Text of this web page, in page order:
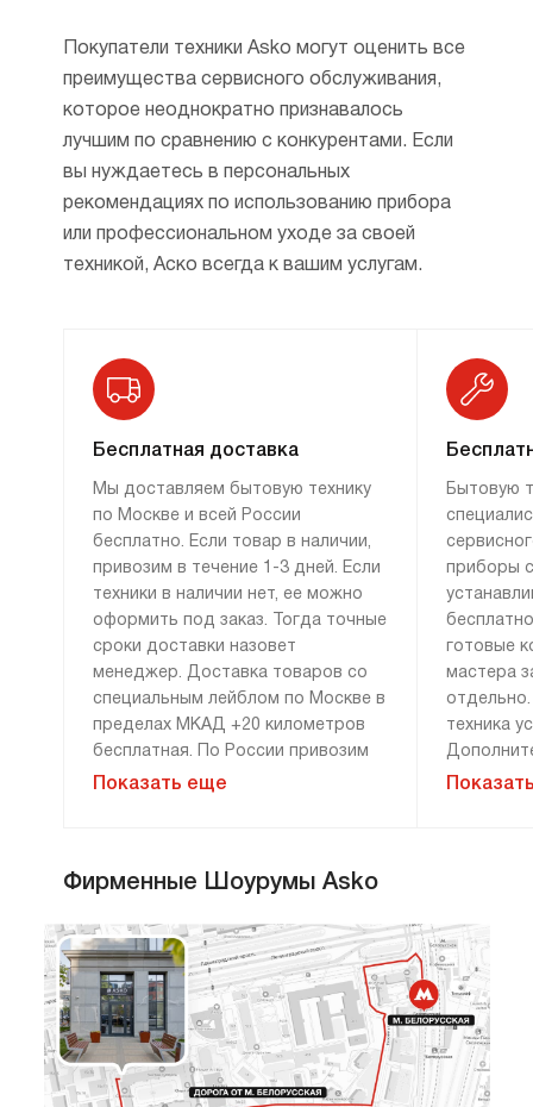
Покупатели техники Asko могут оценить все
преимущества сервисного обслуживания,
которое неоднократно признавалось
лучшим по сравнению с конкурентами. Если
вы нуждаетесь в персональных
рекомендациях по использованию прибора
или профессиональном уходе за своей
техникой, Аско всегда к вашим услугам.
Бесплатная доставка
Мы доставляем бытовую технику
по Москве и всей России
бесплатно. Если товар в наличии,
привозим в течение 1-3 дней. Если
техники в наличии нет, ее можно
оформить под заказ. Тогда точные
сроки доставки назовет
менеджер. Доставка товаров со
специальным лейблом по Москве в
пределах МКАД +20 километров
бесплатная. По России привозим
технику бесплатно, если сумма
предоплате. Дополнительные
Мы привозим технику к двери или к
прихожей. Перенос до места
установки оплачивается отдельно.
Чтобы при приемке техники не
возникло сложностей, помните:
сотрудники компании не могут
Показать еще
Бытовую
приборы
готовые
мастера
техника
гарантию
и
в себя:
Фирменные Шоурумы Asko